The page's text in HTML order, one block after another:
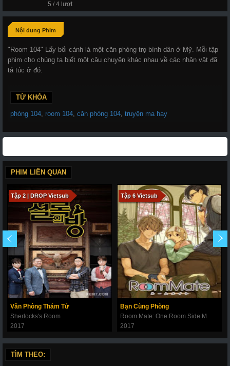
5 / 4 lượt
Nội dung Phim
"Room 104" Lấy bối cảnh là một căn phòng trọ bình dân ở Mỹ. Mỗi tập
phim cho chúng ta biết một câu chuyện khác nhau về các nhân vật đã
tá túc ở đó.
TỪ KHÓA
phòng 104, room 104, căn phòng 104, truyện ma hay
PHIM LIÊN QUAN
Tập 2 | DROP Vietsub
Văn Phòng Thám Tử
Sherlocks's Room
2017
Tập 6 Vietsub
Bạn Cùng Phòng
Room Mate: One Room Side M
2017
TÌM THEO: